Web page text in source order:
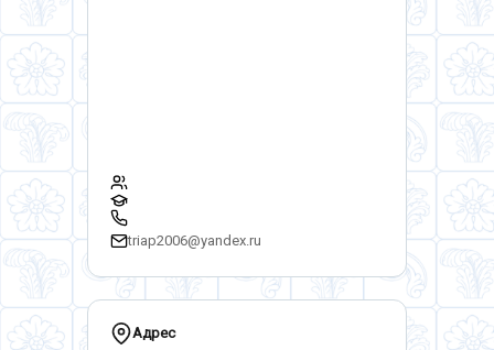
triap2006@yandex.ru
Адрес